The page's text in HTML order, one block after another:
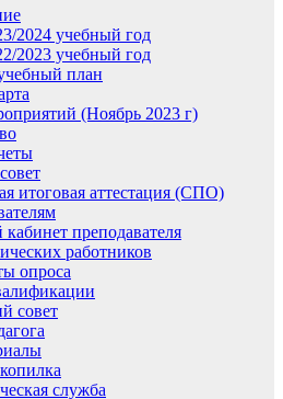
2024 учебный год
2023 учебный год
план
(Ноябрь 2023 г)
итоговая аттестация (СПО)
преподавателя
работников
опроса
совет
служба